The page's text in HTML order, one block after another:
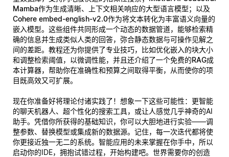
Mamba作为生成清晰、上下文相关响应的大型语言模型；以及
Cohere embed-english-v2.0作为将文本转化为丰富语义向量的
嵌入模型。这些组件共同形成一个动态的数据管道，能够检索精
确的信息并生成类似人类的回答，弥合静态数据与可操作见解之
间的差距。教程还为你提供了专业技巧，比如优化嵌入的块大小
和调整检索阈值，以微调性能，并且还介绍了一个免费的RAG成
本计算器，帮助你在准确性和预算之间取得平衡，从而使你的项
目既高效又可扩展。
现在你准备好将理论付诸实践了！想象一下这些可能性：更智能
的聊天机器人、超个性化的搜索工具，或让人感觉几乎神奇的AI
助手。凭借你所获得的基础知识，你可以大胆地进行实验——调
整参数、替换模型或集成新的数据源。记住，每一次迭代都将使
你更接近独一无二的系统。智能应用的未来掌握在你手中，所以
启动你的IDE，拥抱试错过程，开始构建吧。世界需要你的创造